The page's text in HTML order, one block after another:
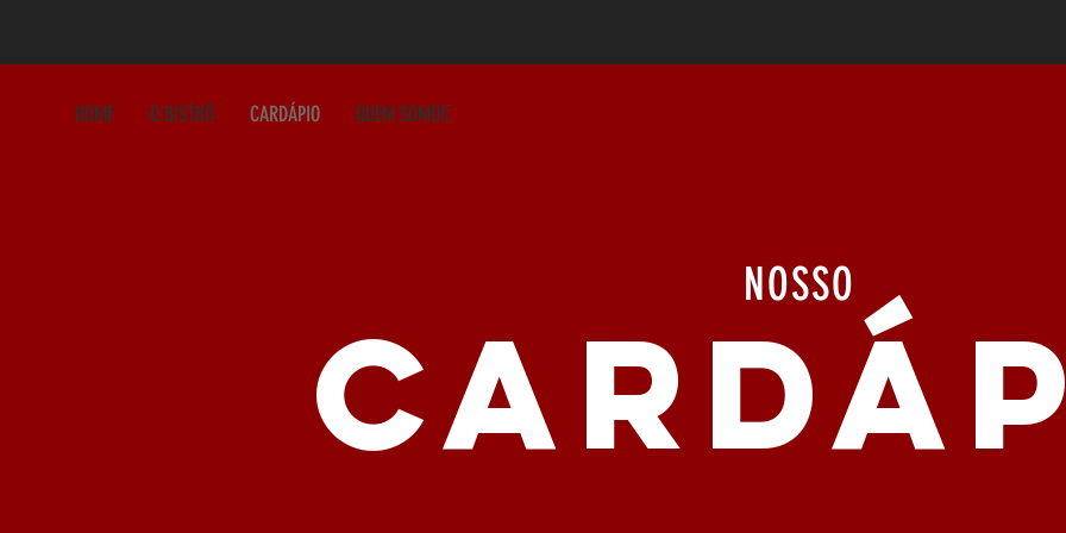
NOSSO
HOME O BISTRÔ CARDÁPIO QUEM SOMOS